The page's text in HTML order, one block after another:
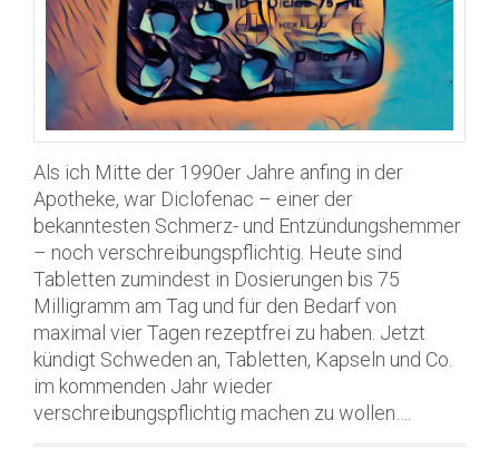
Als ich Mitte der 1990er Jahre anfing in der
Apotheke, war Diclofenac – einer der
bekanntesten Schmerz- und Entzündungshemmer
– noch verschreibungspflichtig. Heute sind
Tabletten zumindest in Dosierungen bis 75
Milligramm am Tag und für den Bedarf von
maximal vier Tagen rezeptfrei zu haben. Jetzt
kündigt Schweden an, Tabletten, Kapseln und Co.
im kommenden Jahr wieder
verschreibungspflichtig machen zu wollen….